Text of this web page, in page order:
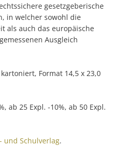
gesetzgeberische
in welcher sowohl die
als auch das europäische
Ausgleich
Format 14,5 x 23,0
ab 25 Expl. -10%, ab 50 Expl.
und Schulverlag.